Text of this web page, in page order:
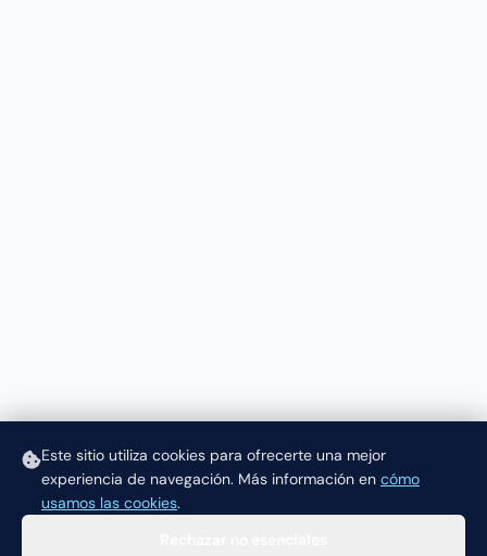
Este sitio utiliza cookies para ofrecerte una mejor
experiencia de navegación. Más información en cómo
usamos las cookies.